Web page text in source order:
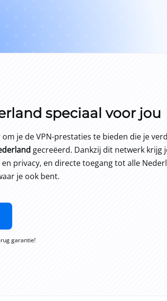
speciaal voor jou
je de VPN-prestaties te bieden die je
gecreëerd. Dankzij dit netwerk krijg
privacy, en directe toegang tot alle
je ook bent.
garantie!